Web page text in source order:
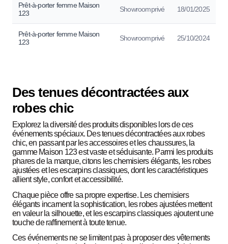
Prêt-à-porter femme Maison
123
Showroomprivé 18/01/2025
Prêt-à-porter femme Maison
123
Showroomprivé 25/10/2024
Des tenues décontractées aux
robes chic
Explorez la diversité des produits disponibles lors de ces
événements spéciaux. Des tenues décontractées aux robes
chic, en passant par les accessoires et les chaussures, la
gamme Maison 123 est vaste et séduisante. Parmi les produits
phares de la marque, citons les chemisiers élégants, les robes
ajustées et les escarpins classiques, dont les caractéristiques
allient style, confort et accessibilité.
Chaque pièce offre sa propre expertise. Les chemisiers
élégants incarnent la sophistication, les robes ajustées mettent
en valeur la silhouette, et les escarpins classiques ajoutent une
touche de raffinement à toute tenue.
Ces événements ne se limitent pas à proposer des vêtements